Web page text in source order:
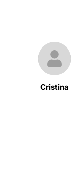
Cristina